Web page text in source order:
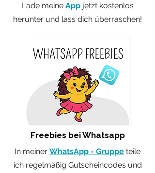
Lade meine Appjetzt kostenlos
herunter und lass dich überraschen!
Freebies bei Whatsapp
In meiner WhatsApp - Gruppe teile
ich regelmäßig Gutscheincodes und